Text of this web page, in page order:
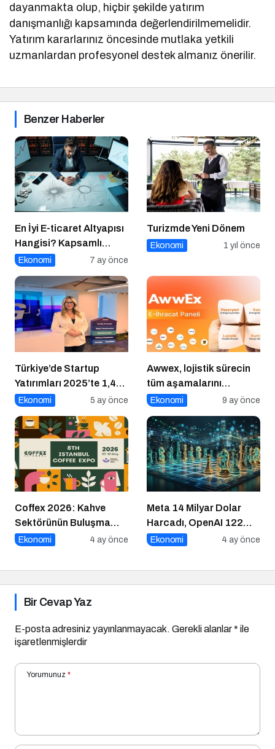
dayanmakta olup, hiçbir şekilde yatırım
danışmanlığı kapsamında değerlendirilmemelidir.
Yatırım kararlarınız öncesinde mutlaka yetkili
uzmanlardan profesyonel destek almanız önerilir.
Benzer Haberler
En İyi E-ticaret Altyapısı
Hangisi? Kapsamlı
Karşılaştırma Rehberi
Ekonomi 7 ay önce
Turizmde Yeni Dönem
Ekonomi 1 yıl önce
Türkiye’de Startup
Yatırımları 2025’te 1,4
Milyar Dolara Ulaştı
Ekonomi 5 ay önce
Awwex, lojistik sürecin
tüm aşamalarını
dijitalleştiriyor
Ekonomi 9 ay önce
Coffex 2026: Kahve
Sektörünün Buluşma
Noktası
Ekonomi 4 ay önce
Meta 14 Milyar Dolar
Harcadı, OpenAI 122
Milyar Topladı: Girişimci
Ekonomi 4 ay önce
Bir Cevap Yaz
E-posta adresiniz yayınlanmayacak. Gerekli alanlar* ile
işaretlenmişlerdir
Yorumunuz *